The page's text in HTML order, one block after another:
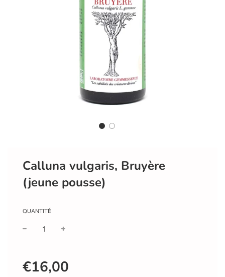
Calluna vulgaris, Bruyère
(jeune pousse)
QUANTITÉ
réduit
régulier
€16,00